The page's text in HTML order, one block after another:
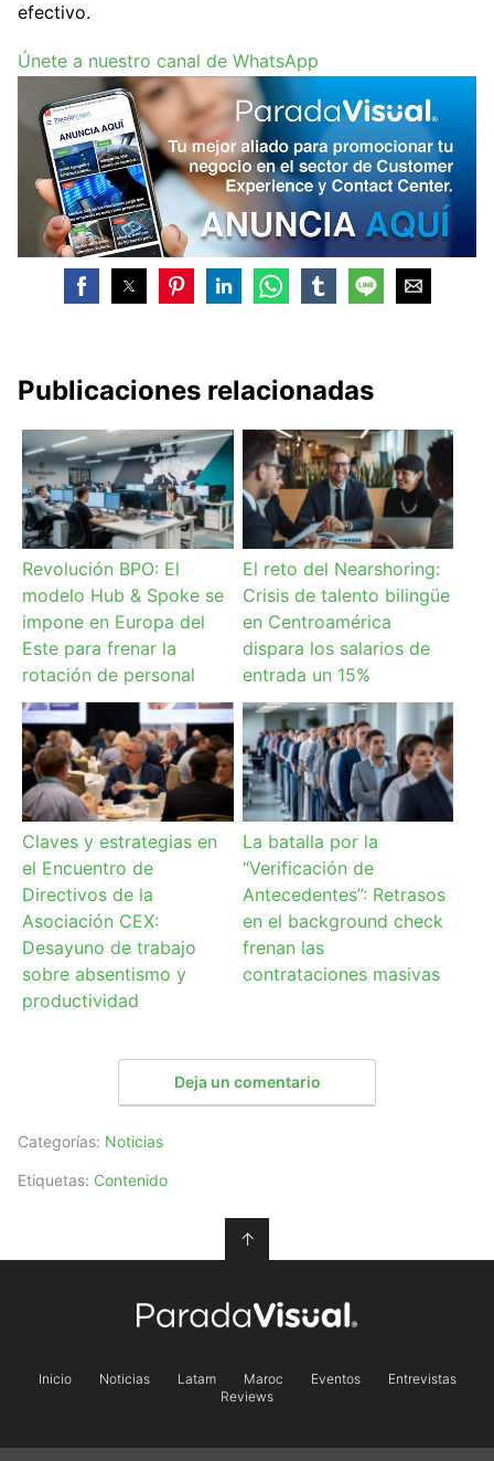
efectivo.
Únete a nuestro canal de WhatsApp
Publicaciones relacionadas
Revolución BPO: El
modelo Hub & Spoke se
impone en Europa del
Este para frenar la
rotación de personal
El reto del Nearshoring:
Crisis de talento bilingüe
en Centroamérica
dispara los salarios de
entrada un 15%
Claves y estrategias en
el Encuentro de
Directivos de la
Asociación CEX:
Desayuno de trabajo
sobre absentismo y
productividad
La batalla por la
“Verificación de
Antecedentes”: Retrasos
en el background check
frenan las
contrataciones masivas
Deja un comentario
Categorías: Noticias
Etiquetas: Contenido
↑
Inicio Noticias Latam Maroc Eventos
Entrevistas
Reviews